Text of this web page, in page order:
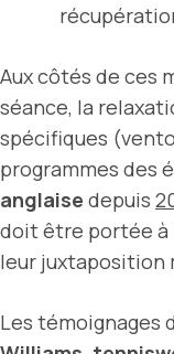
Aux côtés de ces
séance, la
spécifiques
programmes des
anglaise depuis
doit être portée à
leur juxtaposition
Les témoignages